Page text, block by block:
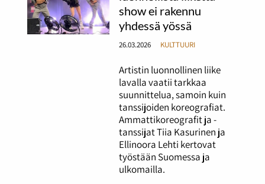
show ei rakennu
yhdessä yössä
26.03.2026 KULTTUURI
Artistin luonnollinen liike
lavalla vaatii tarkkaa
suunnittelua, samoin kuin
tanssijoiden koreografiat.
Ammattikoreografit ja -
tanssijat Tiia Kasurinen ja
Ellinoora Lehti kertovat
työstään Suomessa ja
ulkomailla.